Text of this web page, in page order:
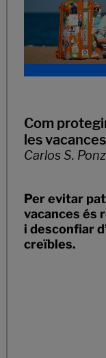
Com
les vacances
Carlos S. Ponz
Per evitar
vacances és
i desconfiar
creïbles.